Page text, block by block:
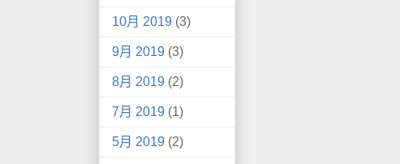
10月 2019 (3)
9月 2019 (3)
8月 2019 (2)
7月 2019 (1)
5月 2019 (2)